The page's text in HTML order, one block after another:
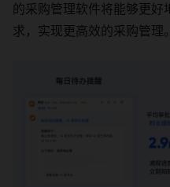
的采购管理软件将能够更
求，实现更高效的采购管理。